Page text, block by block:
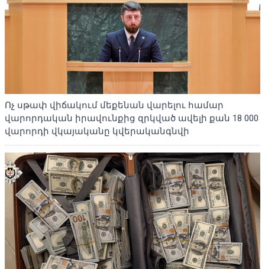
Ոչ սթափ վիճակում մեքենան վարելու համար
վարորդական իրավունքից զրկված ավելի քան 18 000
վարորդի վկայականը կվերականգնվի